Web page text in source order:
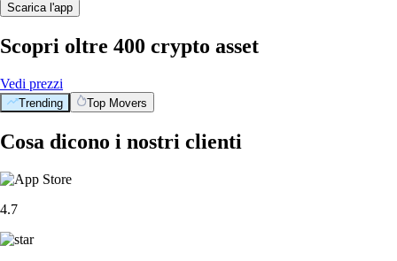
Scarica l'app
Scopri oltre 400 crypto asset
Vedi prezzi
Trending Top Movers
Cosa dicono i nostri clienti
4.7